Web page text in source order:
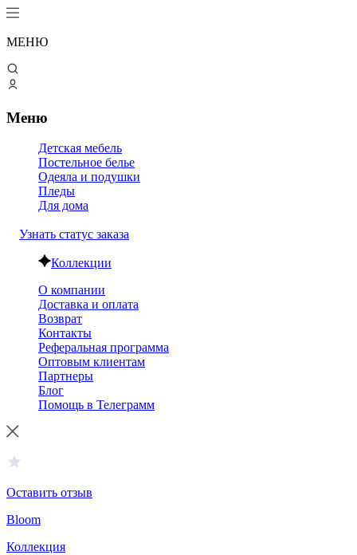
МЕНЮ
Меню
Детская мебель
Постельное белье
Одеяла и подушки
Пледы
Для дома
Узнать статус заказа
Коллекции
О компании
Доставка и оплата
Возврат
Контакты
Реферальная программа
Оптовым клиентам
Партнеры
Блог
Помощь в Телеграмм
Оставить отзыв
Bloom
Коллекция